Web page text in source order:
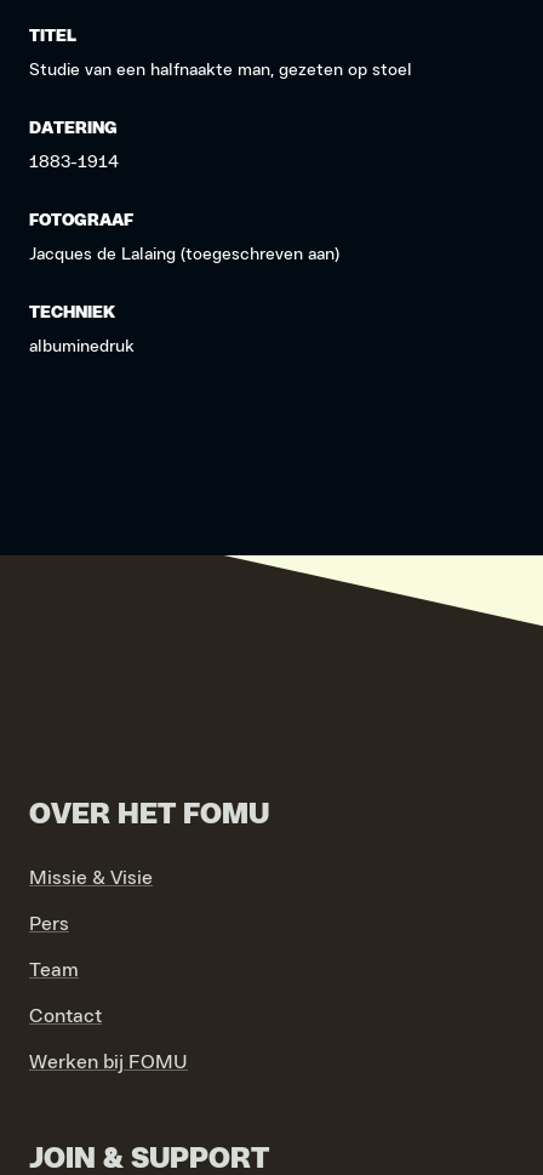
TITEL
Studie van een halfnaakte man, gezeten op stoel
DATERING
1883-1914
FOTOGRAAF
Jacques de Lalaing (toegeschreven aan)
TECHNIEK
albuminedruk
OVER HET FOMU
Missie & Visie
Pers
Team
Contact
Werken bij FOMU
JOIN & SUPPORT
VIND EXPO’S, ACTIVITEITEN & INFORMATIE